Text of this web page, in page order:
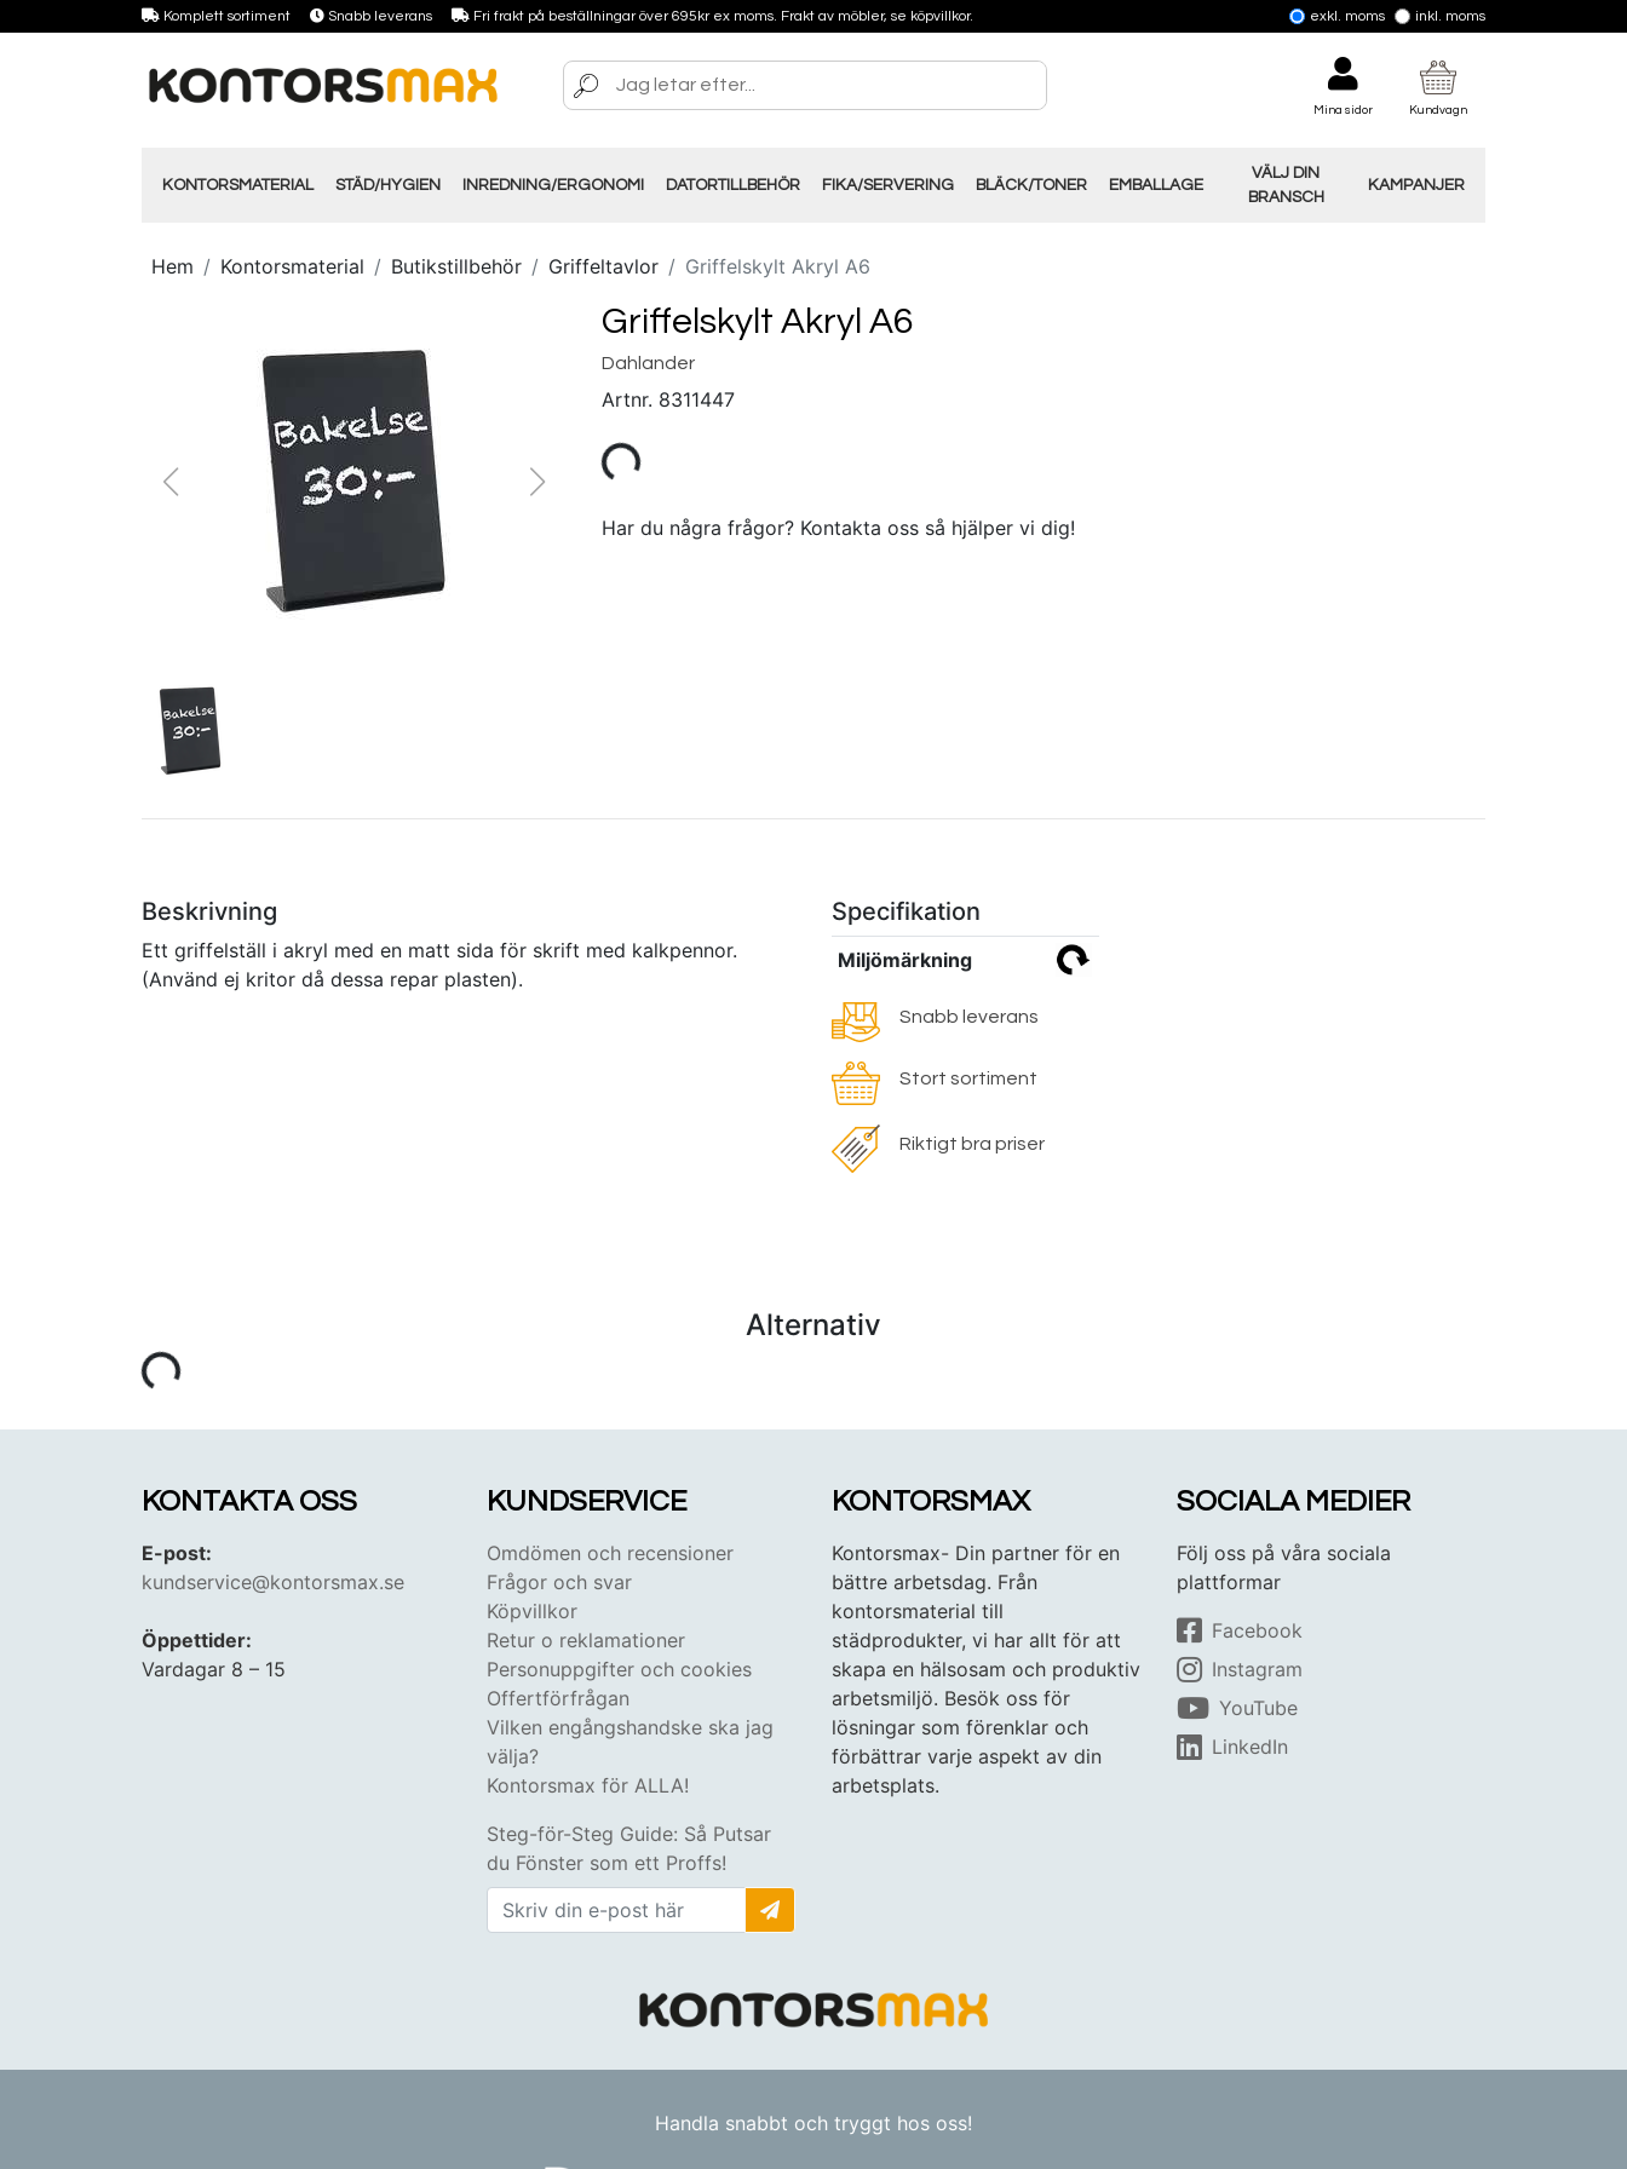
Komplett sortiment Snabb leverans Fri frakt på beställningar över 695kr ex moms. Frakt av möbler, se köpvillkor. exkl. moms inkl. moms
Mina sidor Kundvagn
KONTORSMATERIAL STÄD/HYGIEN INREDNING/ERGONOMI DATORTILLBEHÖR FIKA/SERVERING BLÄCK/TONER EMBALLAGE
VÄLJ DIN
BRANSCH
KAMPANJER
Hem Kontorsmaterial Butikstillbehör Griffeltavlor Griffelskylt Akryl A6
Griffelskylt Akryl A6
Dahlander
Artnr. 8311447
Har du några frågor? Kontakta oss så hjälper vi dig!
Beskrivning
Ett griffelställ i akryl med en matt sida för skrift med kalkpennor.
(Använd ej kritor då dessa repar plasten).
Specifikation
Miljömärkning
Snabb leverans
Stort sortiment
Riktigt bra priser
Alternativ
KONTAKTA OSS
E-post:
kundservice@kontorsmax.se
Öppettider:
Vardagar 8 – 15
KUNDSERVICE
Omdömen och recensioner
Frågor och svar
Köpvillkor
Retur o reklamationer
Personuppgifter och cookies
Offertförfrågan
Vilken engångshandske ska jag
välja?
Kontorsmax för ALLA!
Steg-för-Steg Guide: Så Putsar
du Fönster som ett Proffs!
KONTORSMAX
Kontorsmax- Din partner för en
bättre arbetsdag. Från
kontorsmaterial till
städprodukter, vi har allt för att
skapa en hälsosam och produktiv
arbetsmiljö. Besök oss för
lösningar som förenklar och
förbättrar varje aspekt av din
arbetsplats.
SOCIALA MEDIER
Följ oss på våra sociala
plattformar
Facebook
Instagram
YouTube
LinkedIn
Handla snabbt och tryggt hos oss!